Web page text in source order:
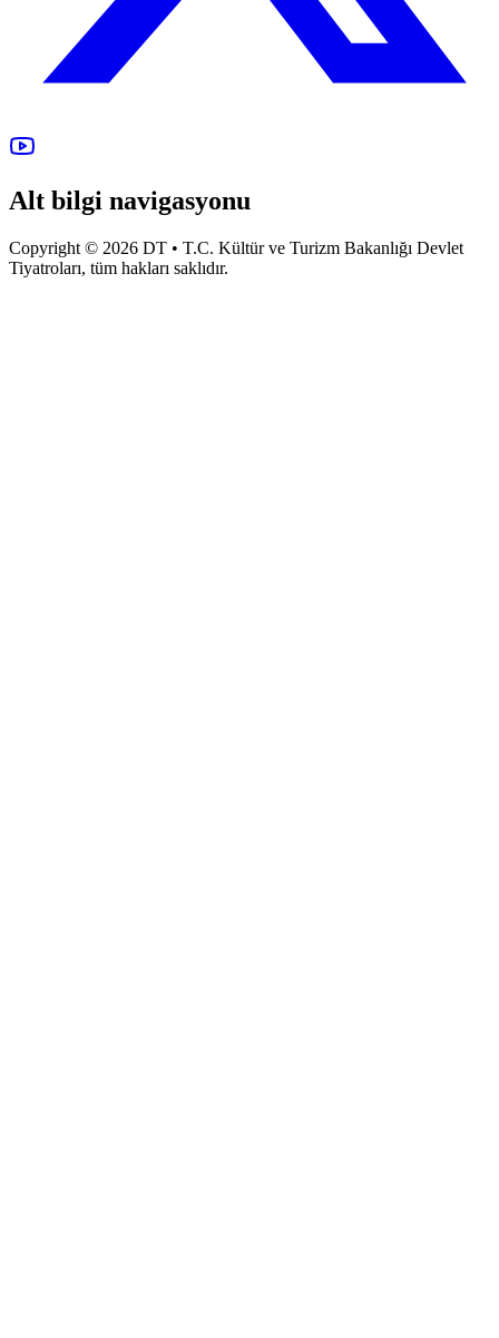
Alt bilgi navigasyonu
Copyright © 2026 DT • T.C. Kültür ve Turizm Bakanlığı Devlet
Tiyatroları, tüm hakları saklıdır.